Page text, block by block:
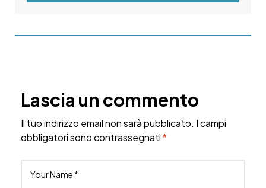
Lascia un commento
Il tuo indirizzo email non sarà pubblicato. I campi
obbligatori sono contrassegnati*